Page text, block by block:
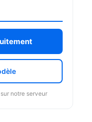
notre serveur